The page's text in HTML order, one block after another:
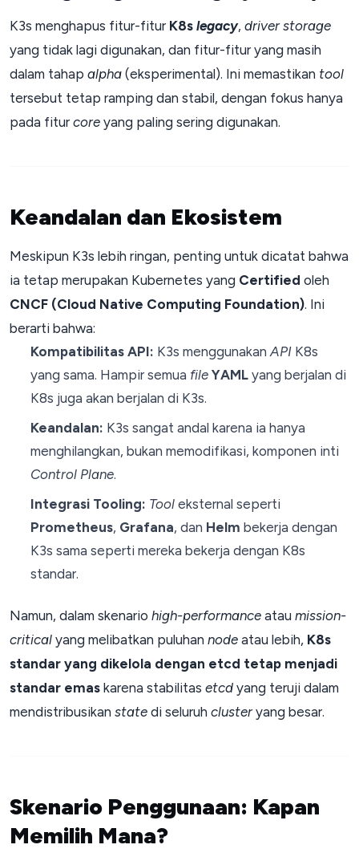
K3s menghapus fitur-fitur K8s legacy, driver storage
yang tidak lagi digunakan, dan fitur-fitur yang masih
dalam tahap alpha (eksperimental). Ini memastikan tool
tersebut tetap ramping dan stabil, dengan fokus hanya
pada fiturcore yang paling sering digunakan.
Keandalan dan Ekosistem
Meskipun K3s lebih ringan, penting untuk dicatat bahwa
ia tetap merupakan Kubernetes yang Certified oleh
CNCF (Cloud Native Computing Foundation). Ini
berarti bahwa:
Kompatibilitas API: K3s menggunakanAPIK8s
yang sama. Hampir semua file YAMLyang berjalan di
K8s juga akan berjalan di K3s.
Keandalan: K3s sangat andal karena ia hanya
menghilangkan, bukan memodifikasi, komponen inti
Control Plane.
Integrasi Tooling: Tooleksternal seperti
Prometheus, Grafana, dan Helm bekerja dengan
K3s sama seperti mereka bekerja dengan K8s
standar.
Namun, dalam skenario high-performance atau mission-
critical yang melibatkan puluhan node atau lebih, K8s
standar yang dikelola dengan etcd tetap menjadi
standar emas karena stabilitas etcd yang teruji dalam
mendistribusikan state di seluruh clusteryang besar.
Skenario Penggunaan: Kapan
Memilih Mana?